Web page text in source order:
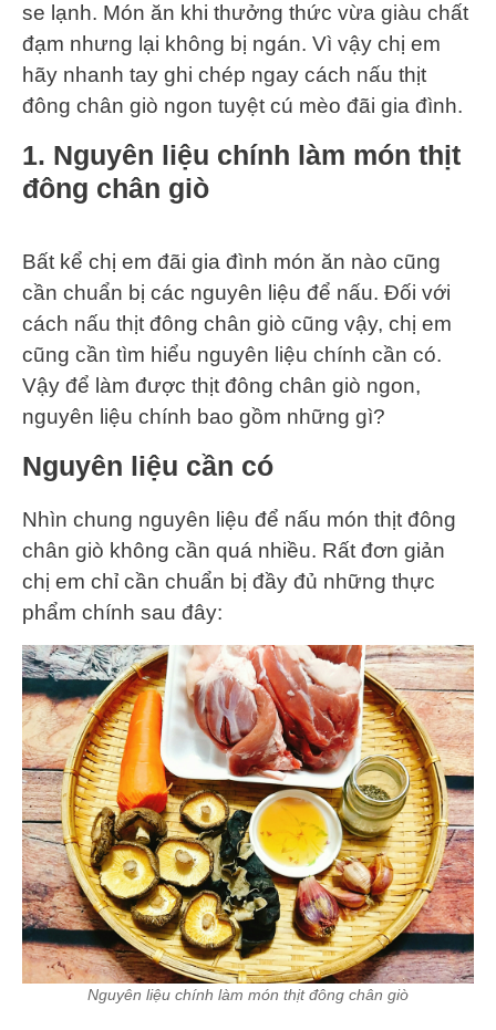
se lạnh. Món ăn khi thưởng thức vừa giàu chất
đạm nhưng lại không bị ngán. Vì vậy chị em
hãy nhanh tay ghi chép ngay cách nấu thịt
đông chân giò ngon tuyệt cú mèo đãi gia đình.
1. Nguyên liệu chính làm món thịt
đông chân giò
Bất kể chị em đãi gia đình món ăn nào cũng
cần chuẩn bị các nguyên liệu để nấu. Đối với
cách nấu thịt đông chân giò cũng vậy, chị em
cũng cần tìm hiểu nguyên liệu chính cần có.
Vậy để làm được thịt đông chân giò ngon,
nguyên liệu chính bao gồm những gì?
Nguyên liệu cần có
Nhìn chung nguyên liệu để nấu món thịt đông
chân giò không cần quá nhiều. Rất đơn giản
chị em chỉ cần chuẩn bị đầy đủ những thực
phẩm chính sau đây:
Nguyên liệu chính làm món thịt đông chân giò